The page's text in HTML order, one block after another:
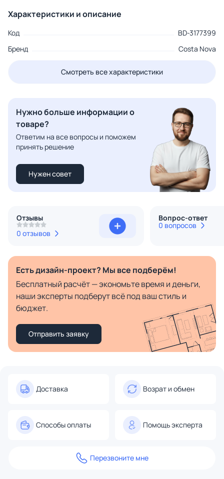
Характеристики и описание
Код
BD-3177399
Бренд
Costa Nova
Смотреть все характеристики
Нужно больше информации о
товаре?
Ответим на все вопросы и поможем
принять решение
Нужен совет
Отзывы
0 отзывов
Вопрос-ответ
0 вопросов
Есть дизайн-проект? Мы все подберём!
Бесплатный расчёт — экономьте время и деньги,
наши эксперты подберут всё под ваш стиль и
бюджет.
Отправить заявку
Доставка Возрат и обмен
Способы оплаты Помощь эксперта
Перезвоните мне